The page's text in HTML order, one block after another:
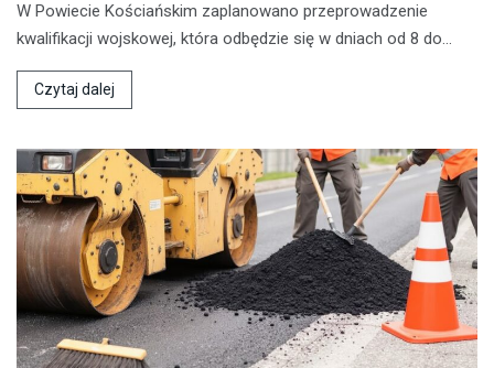
W Powiecie Kościańskim zaplanowano przeprowadzenie
kwalifikacji wojskowej, która odbędzie się w dniach od 8 do…
Czytaj dalej